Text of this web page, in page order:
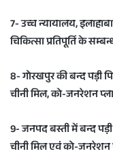
7- उच्च न्यायालय,
चिकित्सा प्रतिपूर्ति के
8- गोरखपुर की बन्द पड़ी
चीनी मिल, को-जनरेशन
9- जनपद बस्ती में बन्द पड़ी
चीनी मिल एवं को-जनरेशन